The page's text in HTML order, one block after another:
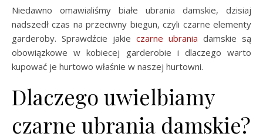
Niedawno omawialiśmy białe ubrania damskie, dzisiaj
nadszedł czas na przeciwny biegun, czyli czarne elementy
garderoby. Sprawdźcie jakie czarne ubrania damskie są
obowiązkowe w kobiecej garderobie i dlaczego warto
kupować je hurtowo właśnie w naszej hurtowni.
Dlaczego uwielbiamy
czarne ubrania damskie?